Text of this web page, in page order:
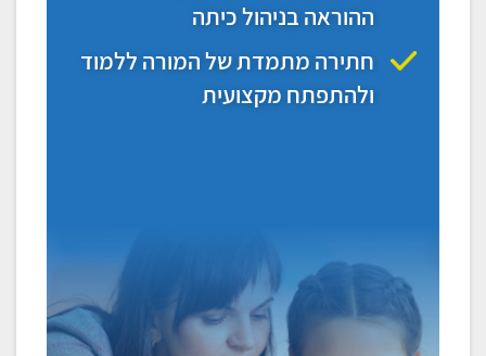
ההוראה בניהול כיתה
חתירה מתמדת של המורה ללמוד
ולהתפתח מקצועית